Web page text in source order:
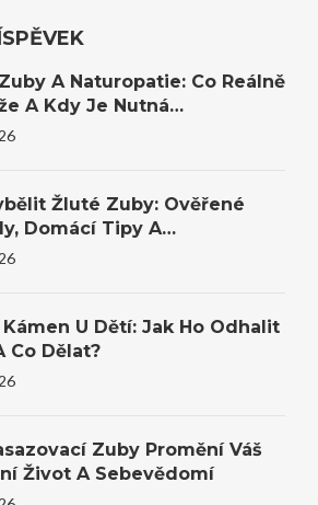
A Naturopatie: Co Reálně
A Kdy Je Nutná
Žluté Zuby: Ověřené
Domácí Tipy A
Bělení
U Dětí: Jak Ho Odhalit
Co Dělat?
Zuby Promění Váš
Život A Sebevědomí